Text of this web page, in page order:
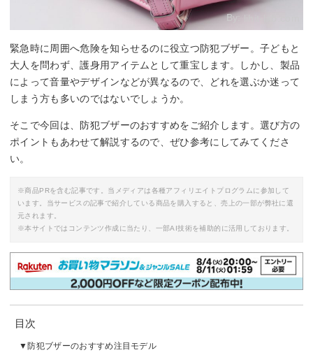
By:
緊急時に周囲へ危険を知らせるのに役立つ防犯ブザー。子どもと
大人を問わず、護身用アイテムとして重宝します。しかし、製品
によって音量やデザインなどが異なるので、どれを選ぶか迷って
しまう方も多いのではないでしょうか。
そこで今回は、防犯ブザーのおすすめをご紹介します。選び方の
ポイントもあわせて解説するので、ぜひ参考にしてみてくださ
い。
※商品PRを含む記事です。当メディアは各種アフィリエイトプログラムに参加して
います。当サービスの記事で紹介している商品を購入すると、売上の一部が弊社に還
元されます。
※本サイトではコンテンツ作成に当たり、一部AI技術を補助的に活用しております。
目次
防犯ブザーのおすすめ注目モデル